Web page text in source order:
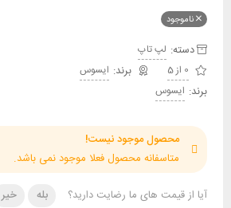
ناموجود
دسته: لپ تاپ
0 از 5
ایسوس
برند: ایسوس
محصول موجود نیست!
متاسفانه محصول فعلا موجود نمی باشد.
آیا از قیمت های ما رضایت دارید؟ بله خیر